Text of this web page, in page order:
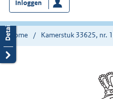
nu
hier:
Inloggen
Home Kamerstuk 33625, nr.